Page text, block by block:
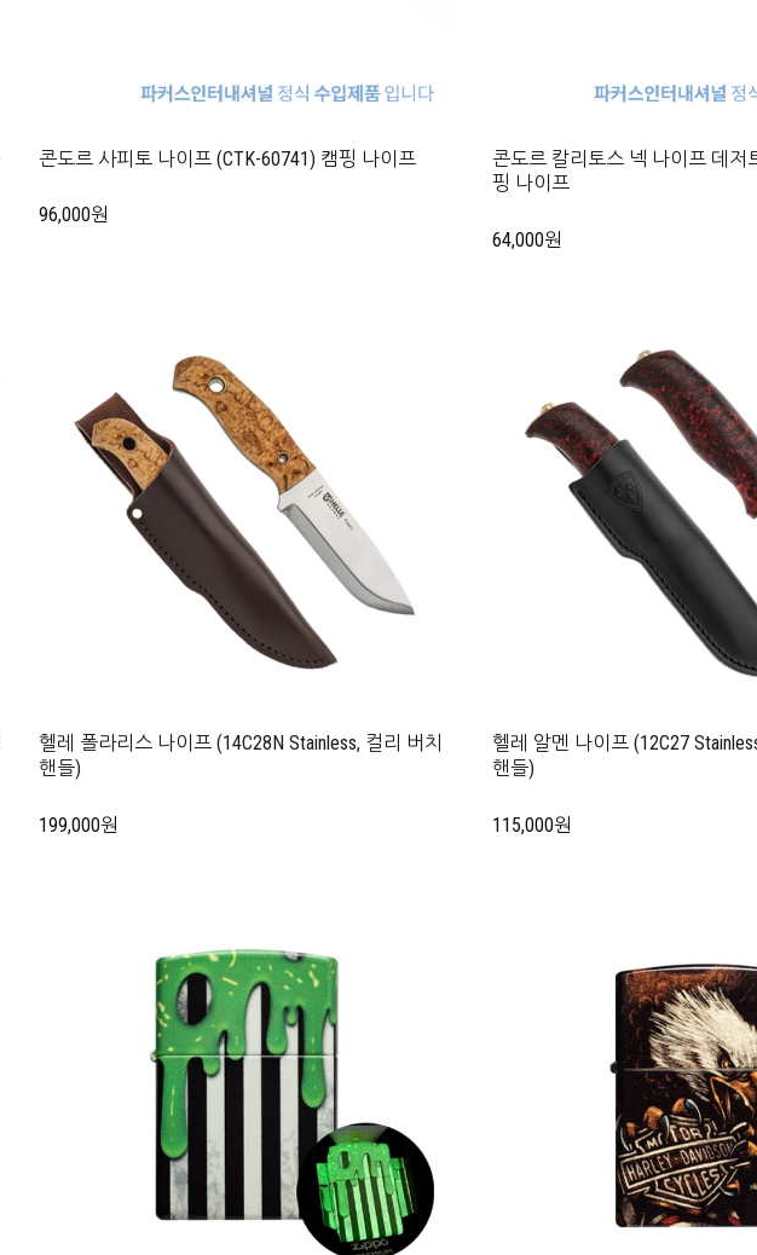
콘도르 사피토 나이프 (CTK-60741) 캠핑 나이프
96,000원
콘도르 칼리토스 넥 나이프 데저
핑 나이프
64,000원
헬레 폴라리스 나이프 (14C28N Stainless, 컬리 버치
핸들)
199,000원
헬레 알멘 나이프 (12C27
핸들)
115,000원